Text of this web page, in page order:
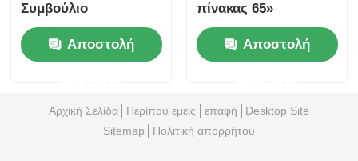
Συμβούλιο
Πολιτιστικής
Συνεργασίας 70
πινάκων» διαλογική
Αποστολή
πίνακας 65»
διαλογική οθόνη
αφής
Αποστολή
Αρχική Σελίδα Περίπου εμείς επαφή
Desktop Site
Sitemap
Πολιτική απορρήτου